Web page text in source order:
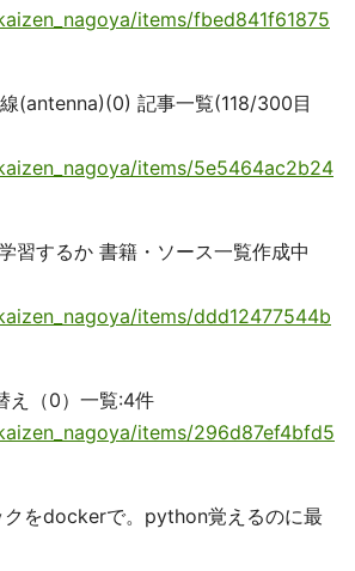
items/fbed841f61875
(antenna)(0) 記事一覧(118/300目
items/5e5464ac2b24
習するか 書籍・ソース一覧作成中
items/ddd12477544b
え（0）一覧:4件
items/296d87ef4bfd5
クをdockerで。python覚えるのに最